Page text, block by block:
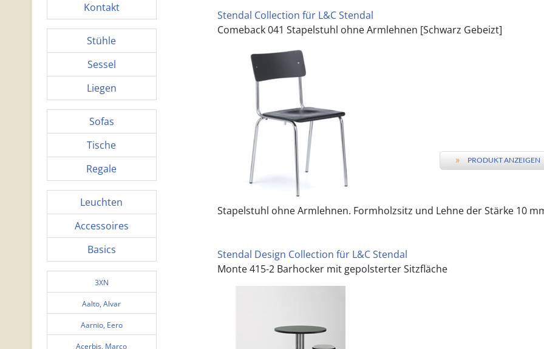
Kontakt
Stühle
Sessel
Liegen
Sofas
Tische
Regale
Leuchten
Accessoires
Basics
3XN
Aalto, Alvar
Aarnio, Eero
Acerbis, Marco
Stendal Collection für L&C Stendal
Comeback 041 Stapelstuhl ohne Armlehnen [Schwarz Gebeizt]
» PRODUKT ANZEIGEN
Stapelstuhl ohne Armlehnen. Formholzsitz und Lehne der Stärke 10
Stendal Design Collection für L&C Stendal
Monte 415-2 Barhocker mit gepolsterter Sitzfläche